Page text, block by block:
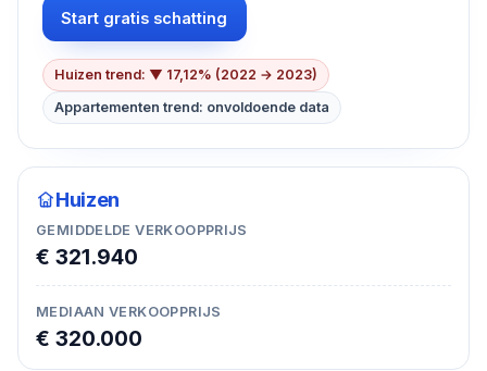
Start gratis schatting
Huizen trend: ▼ 17,12% (2022 → 2023)
Appartementen trend: onvoldoende data
Huizen
GEMIDDELDE VERKOOPPRIJS
€ 321.940
MEDIAAN VERKOOPPRIJS
€ 320.000